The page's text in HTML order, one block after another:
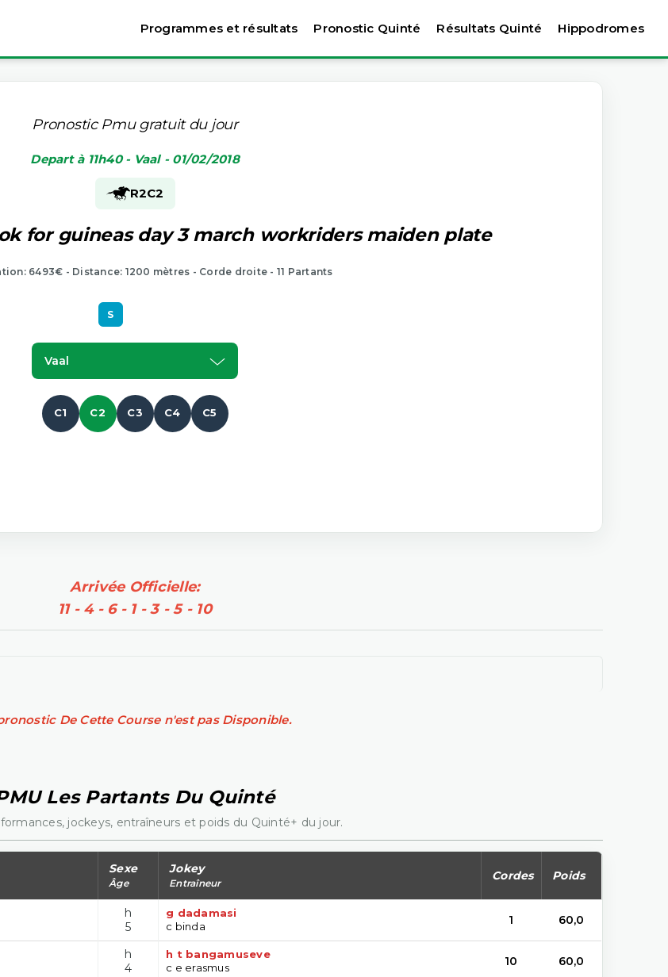
Programmes et résultats Pronostic Quinté Résultats Quinté Hippodromes
Pronostic Pmu gratuit du jour
Depart à 11h40 - Vaal - 01/02/2018
R2C2
for guineas day 3 march workriders maiden plate
6493€ - Distance: 1200 mètres - Corde droite - 11 Partants
S
Vaal
C1 C2 C3 C4 C5
Arrivée Officielle:
11 - 4 - 6 - 1 - 3 - 5 - 10
De Cette Course n'est pas Disponible.
Les Partants Du Quinté
jockeys, entraîneurs et poids du Quinté+ du jour.
Sexe
Âge
Jokey
Entraîneur
Cordes Poids
h
5
g dadamasi
c binda
1 60,0
h
4
h t bangamuseve
c e erasmus
10 60,0